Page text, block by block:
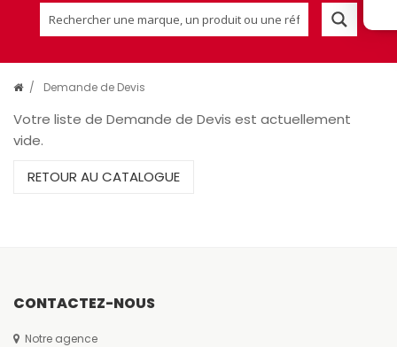
/ Demande de Devis
Votre liste de Demande de Devis est actuellement
vide.
RETOUR AU CATALOGUE
CONTACTEZ-NOUS
Notre agence